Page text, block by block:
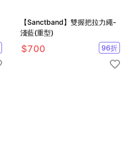
【Sanctband】雙握把拉力繩-
淺藍(重型)
$700 96折